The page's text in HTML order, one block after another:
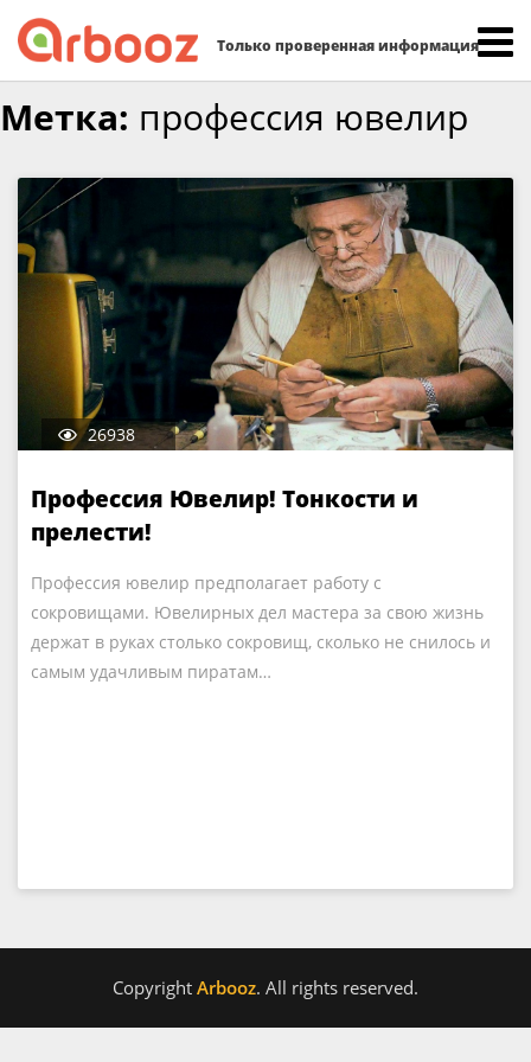
Только проверенная информация
to
Метка: профессия ювелир
26938
Профессия Ювелир! Тонкости и
прелести!
Профессия ювелир предполагает работу с
сокровищами. Ювелирных дел мастера за свою жизнь
держат в руках столько сокровищ, сколько не снилось и
самым удачливым пиратам…
Copyright Arbooz. All rights reserved.
Найти: